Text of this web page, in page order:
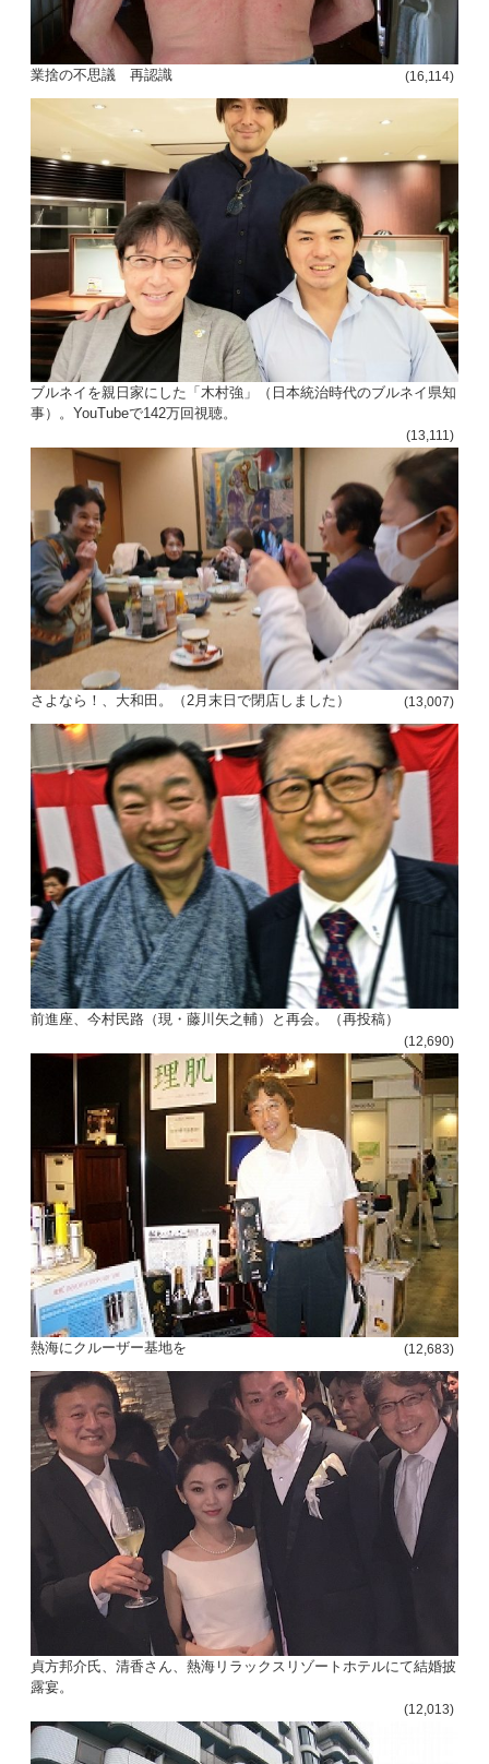
業捨の不思議 再認識 (16,114)
ブルネイを親日家にした「木村強」（日本統治時代のブルネイ県知
事）。YouTubeで142万回視聴。
(13,111)
さよなら！、大和田。（2月末日で閉店しました） (13,007)
前進座、今村民路（現・藤川矢之輔）と再会。（再投稿）
(12,690)
熱海にクルーザー基地を (12,683)
貞方邦介氏、清香さん、熱海リラックスリゾートホテルにて結婚披
露宴。
(12,013)